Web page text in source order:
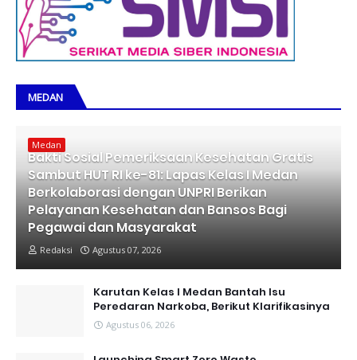
MEDAN
Medan
Bakti Sosial Pemeriksaan Kesehatan Gratis
Sambut HUT RI ke-81: Lapas Kelas I Medan
Berkolaborasi dengan UNPRI Berikan
Pelayanan Kesehatan dan Bansos Bagi
Pegawai dan Masyarakat
Redaksi Agustus 07, 2026
Karutan Kelas I Medan Bantah Isu
Peredaran Narkoba, Berikut Klarifikasinya
Agustus 06, 2026